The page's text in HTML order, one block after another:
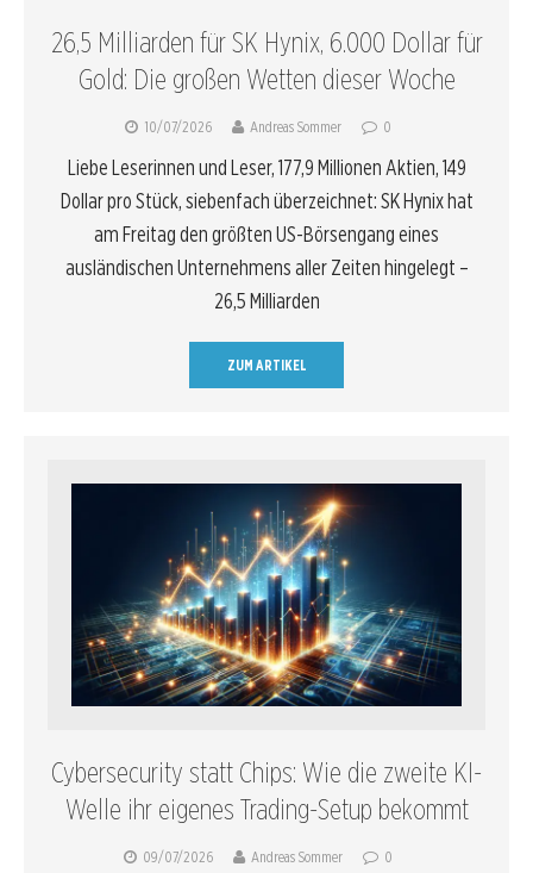
26,5 Milliarden für SK Hynix, 6.000 Dollar für
Gold: Die großen Wetten dieser Woche
10/07/2026 Andreas Sommer 0
Liebe Leserinnen und Leser, 177,9 Millionen Aktien, 149
Dollar pro Stück, siebenfach überzeichnet: SK Hynix hat
am Freitag den größten US-Börsengang eines
ausländischen Unternehmens aller Zeiten hingelegt –
26,5 Milliarden
ZUM ARTIKEL
Cybersecurity statt Chips: Wie die zweite KI-
Welle ihr eigenes Trading-Setup bekommt
09/07/2026 Andreas Sommer 0